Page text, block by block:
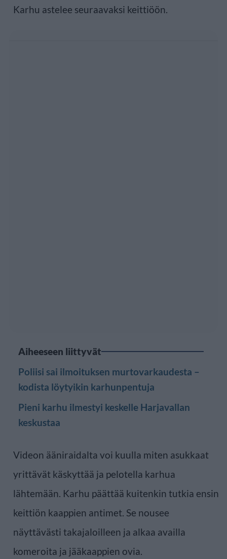
Karhu astelee seuraavaksi keittiöön.
Aiheeseen liittyvät
Poliisi sai ilmoituksen murtovarkaudesta –
kodista löytyikin karhunpentuja
Pieni karhu ilmestyi keskelle Harjavallan
keskustaa
Videon ääniraidalta voi kuulla miten asukkaat
yrittävät käskyttää ja pelotella karhua
lähtemään. Karhu päättää kuitenkin tutkia ensin
keittiön kaappien antimet. Se nousee
näyttävästi takajaloilleen ja alkaa availla
komeroita ja jääkaappien ovia.